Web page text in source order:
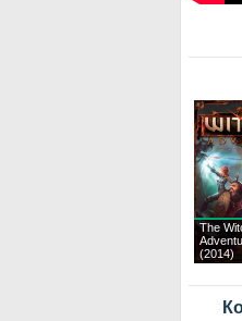
The
(2014)